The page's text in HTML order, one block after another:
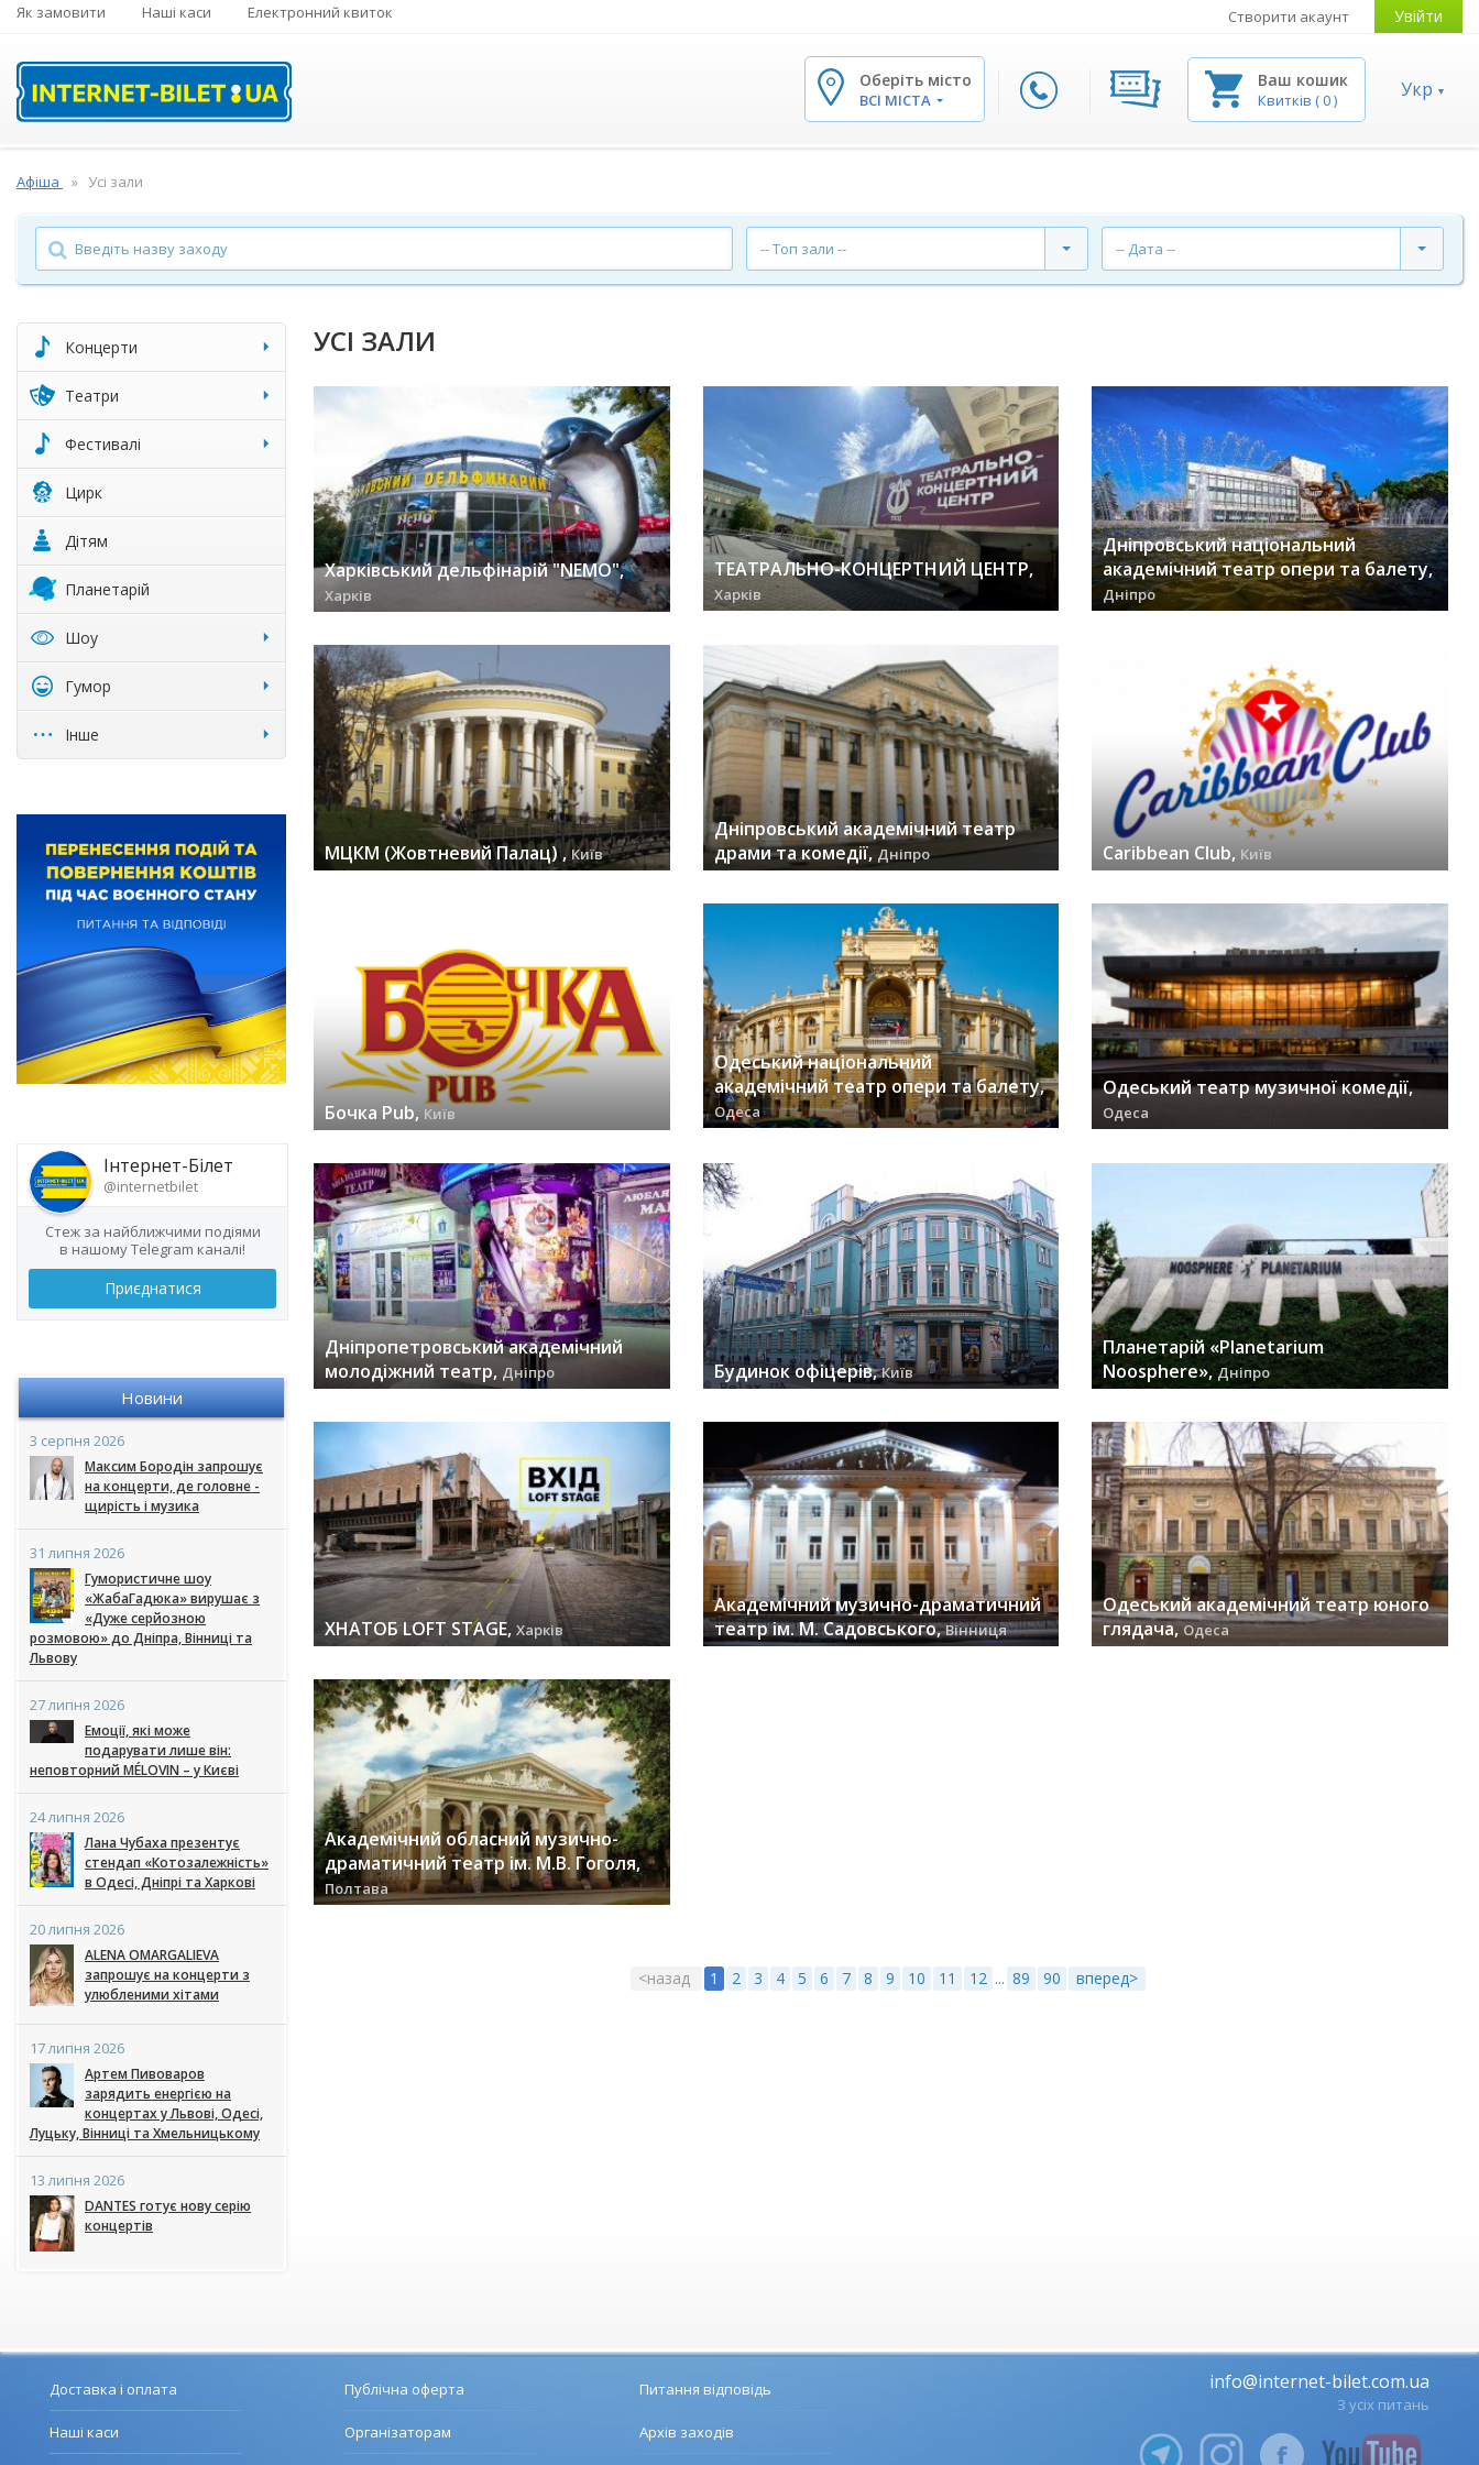
Як замовити Наші каси Електронний квиток Створити акаунт Увійти
Оберіть місто
ВСІ МІСТА
Ваш кошик
Квитків (0) Укр
Афіша Усі зали
-- Топ зали -- -- Дата --
Концерти
Театри
Фестивалі
Цирк
Дітям
Планетарій
Шоу
Гумор
Інше
Інтернет-Білет
@internetbilet
Стеж за найближчими подіями
в нашому Telegram каналі!
Приєднатися
Новини
3 серпня 2026
Максим Бородін запрошує
на концерти, де головне -
щирість і музика
31 липня 2026
Гумористичне шоу
«ЖабаГадюка» вирушає з
«Дуже серйозною
розмовою» до Дніпра, Вінниці та
Львову
27 липня 2026
Емоції, які може
подарувати лише він:
неповторний MÉLOVIN – у Києві
24 липня 2026
Лана Чубаха презентує
стендап «Котозалежність»
в Одесі, Дніпрі та Харкові
20 липня 2026
ALENA OMARGALIEVA
запрошує на концерти з
улюбленими хітами
17 липня 2026
Артем Пивоваров
зарядить енергією на
концертах у Львові, Одесі,
Луцьку, Вінниці та Хмельницькому
13 липня 2026
DANTES готує нову серію
концертів
УСІ ЗАЛИ
Харківський дельфінарій "NEMO",
Харків
ТЕАТРАЛЬНО-КОНЦЕРТНИЙ ЦЕНТР,
Харків
Дніпровський національний
академічний театр опери та балету,
Дніпро
МЦКМ (Жовтневий Палац) ,Київ
Дніпровський академічний театр
драми та комедії, Дніпро Caribbean Club, Київ
Бочка Pub, Київ
Одеський національний
академічний театр опери та балету,
Одеса
Одеський театр музичної комедії,
Одеса
Дніпропетровський академічний
молодіжний театр, Дніпро Будинок офіцерів,Київ
Планетарій «Planetarium
Noosphere», Дніпро
ХНАТОБ LOFT STAGE, Харків
Академічний музично-драматичний
театр ім. М. Садовського,Вінниця
Одеський академічний театр юного
глядача,Одеса
Академічний обласний музично-
драматичний театр ім. М.В. Гоголя,
Полтава
<назад 1 2 3 4 5 6 7 8 9 10 11 12 ... 89 90 вперед>
Доставка і оплата
Наші каси
Публічна оферта
Організаторам
Питання відповідь
Архів заходів
info@internet-bilet.com.ua
З усіх питань